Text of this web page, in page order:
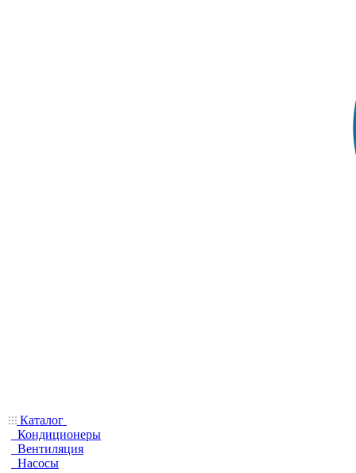
Каталог
Кондиционеры
Вентиляция
Насосы